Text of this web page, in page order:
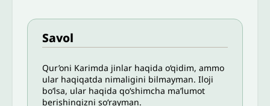
Savol
Qur’oni Karimda jinlar haqida o‘qidim, ammo
ular haqiqatda nimaligini bilmayman. Iloji
bo‘lsa, ular haqida qo‘shimcha ma’lumot
berishingizni so‘rayman.